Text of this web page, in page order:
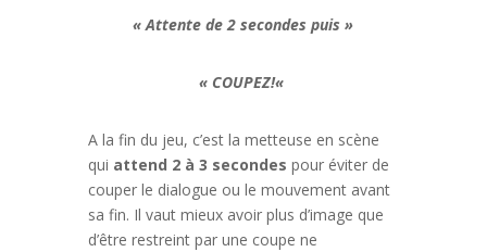
« Attente de 2 secondes puis »
« COUPEZ!«
A la fin du jeu, c’est la metteuse en scène
qui attend 2 à 3 secondes pour éviter de
couper le dialogue ou le mouvement avant
sa fin. Il vaut mieux avoir plus d’image que
d’être restreint par une coupe ne